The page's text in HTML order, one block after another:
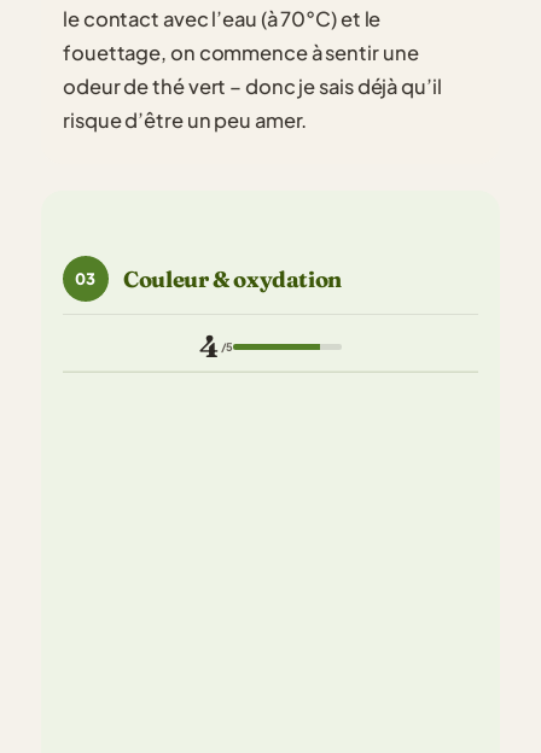
le contact avec l’eau (à 70°C) et le
fouettage, on commence à sentir une
odeur de thé vert – donc je sais déjà qu’il
risque d’être un peu amer.
03 Couleur & oxydation
4 /5